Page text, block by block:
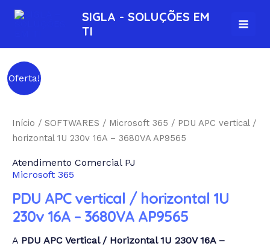
para
conteúdo
SIGLA - SOLUÇÕES EM
TI
Oferta!
Início / SOFTWARES / Microsoft 365 / PDU APC vertical /
horizontal 1U 230v 16A – 3680VA AP9565
Atendimento Comercial PJ
Microsoft 365
PDU APC vertical / horizontal 1U
230v 16A – 3680VA AP9565
A PDU APC Vertical / Horizontal 1U 230V 16A –
PDU
APC
/
horizontal
230v
16A
-
3680VA
AP9565
quantidade